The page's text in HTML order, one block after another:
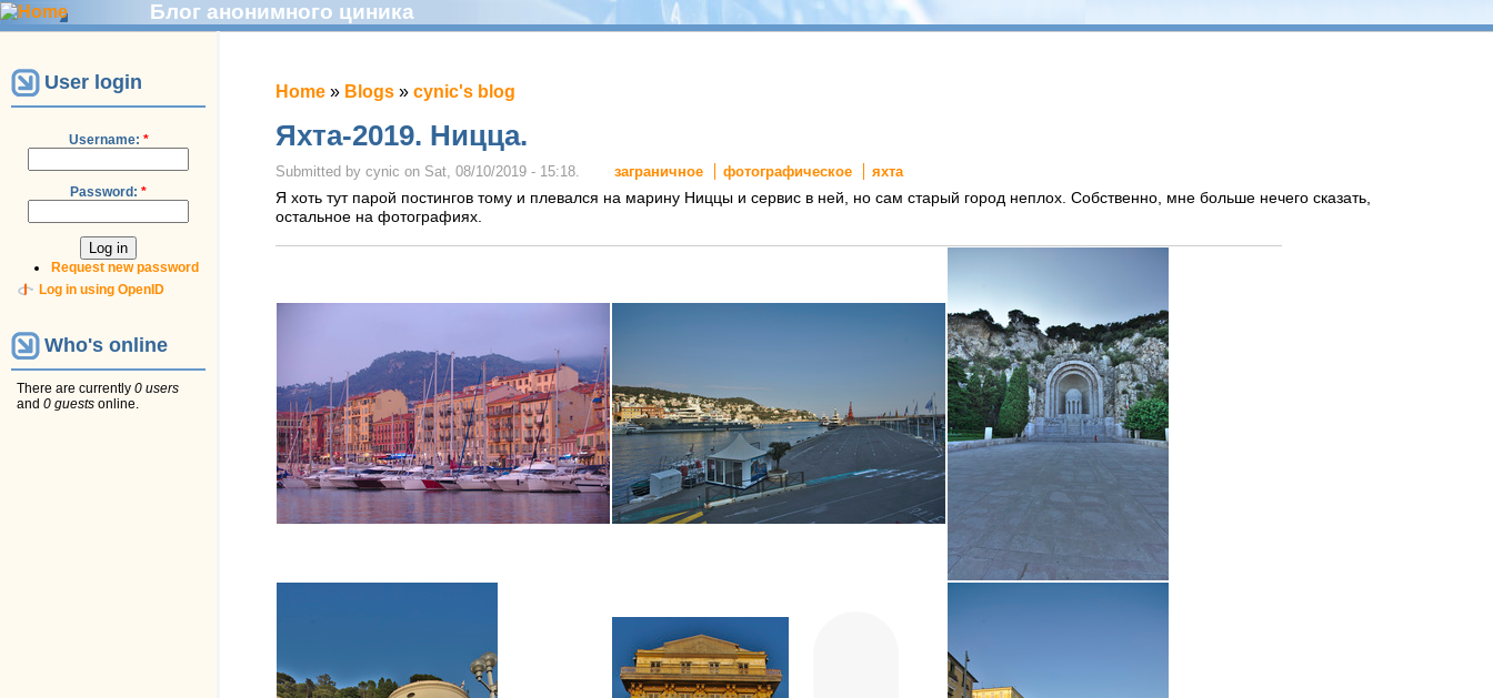
Блог анонимного циника
User login
Username: *
Password: *
Request new password
Log in using OpenID
Who's online
There are currently 0 users
and 0 guests online.
Home » Blogs » cynic's blog
Яхта-2019. Ницца.
Submitted by cynic on Sat, 08/10/2019 - 15:18. заграничное фотографическое
яхта
Я хоть тут парой постингов тому и плевался на марину Ниццы и сервис в ней, но сам старый город неплох. Собственно, мне больше нечего сказать,
остальное на фотографиях.